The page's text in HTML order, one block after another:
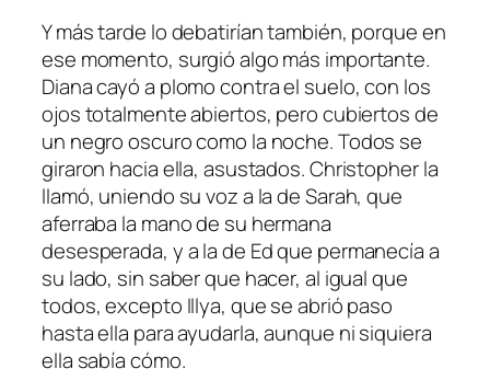
Y más tarde lo debatirían también, porque en
ese momento, surgió algo más importante.
Diana cayó a plomo contra el suelo, con los
ojos totalmente abiertos, pero cubiertos de
un negro oscuro como la noche. Todos se
giraron hacia ella, asustados. Christopher la
llamó, uniendo su voz a la de Sarah, que
aferraba la mano de su hermana
desesperada, y a la de Ed que permanecía a
su lado, sin saber que hacer, al igual que
todos, excepto Illya, que se abrió paso
hasta ella para ayudarla, aunque ni siquiera
ella sabía cómo.